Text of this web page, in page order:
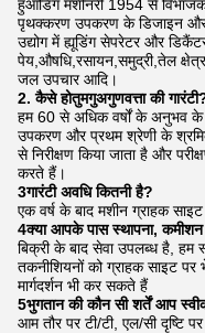
हुआडिंग मशीनरी 1954 से विभाजक
पृथक्करण उपकरण के डिजाइन और
उद्योग में ह्यूडिंग सेपरेटर और
पेय,औषधि,रसायन,समुद्री,तेल
जल उपचार आदि।
2. कैसे होतुमगुअगुणवत्ता की
हम 60 से अधिक वर्षों के अनुभव के
उपकरण और प्रथम श्रेणी के
से निरीक्षण किया जाता है और
करते हैं।
3गारंटी अवधि कितनी है?
एक वर्ष के बाद मशीन ग्राहक
4क्या आपके पास स्थापना,
बिक्री के बाद सेवा उपलब्ध है, हम
तकनीशियनों को ग्राहक साइट
मार्गदर्शन भी कर सकते हैं
5भुगतान की कौन सी शर्तें आप
आम तौर पर टी/टी, एल/सी दृष्टि पर